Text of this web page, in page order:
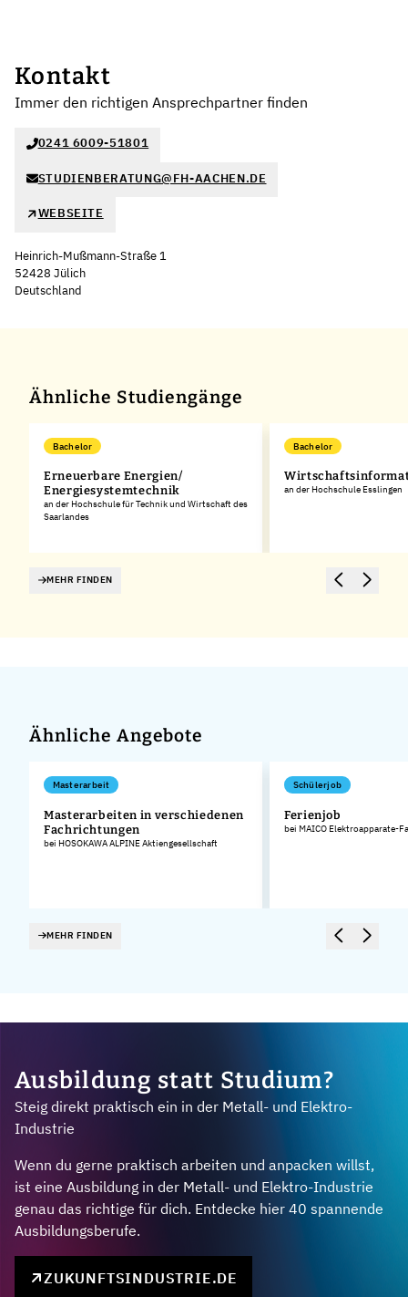
Kontakt
Immer den richtigen Ansprechpartner finden
0241 6009-51801
STUDIENBERATUNG@FH-AACHEN.DE
WEBSEITE
Heinrich-Mußmann-Straße 1
52428 Jülich
Deutschland
Ähnliche Studiengänge
Bachelor
Erneuerbare Energien/
Energiesystemtechnik
an der Hochschule für Technik und Wirtschaft des
Saarlandes
Bachelor
an der Hochschule Esslingen
MEHR FINDEN
Ähnliche Angebote
Masterarbeit
Masterarbeiten in verschiedenen
Fachrichtungen
bei HOSOKAWA ALPINE Aktiengesellschaft
Schülerjob
Ferienjob
bei MAICO Elektroapparate-
MEHR FINDEN
Ausbildung statt Studium?
Steig direkt praktisch ein in der Metall- und Elektro-
Industrie
Wenn du gerne praktisch arbeiten und anpacken willst,
ist eine Ausbildung in der Metall- und Elektro-Industrie
genau das richtige für dich. Entdecke hier 40 spannende
Ausbildungsberufe.
ZUKUNFTSINDUSTRIE.DE